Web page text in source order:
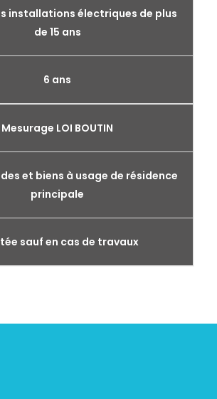
installations électriques de plus
de 15 ans
6 ans
Mesurage LOI BOUTIN
et biens à usage de résidence
principale
sauf en cas de travaux